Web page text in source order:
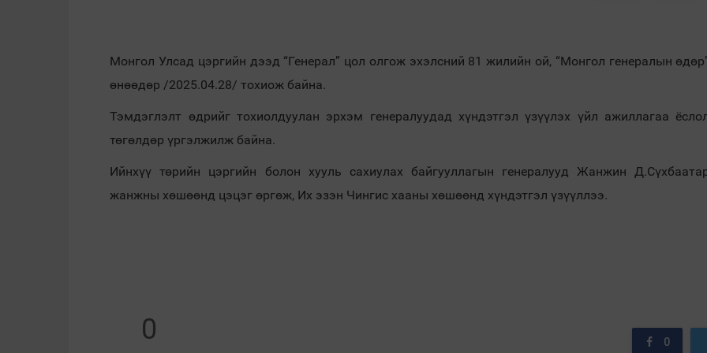
Монгол Улсад цэргийн дээд “Генерал” цол олгож эхэлсний 81 жилийн ой, “Монгол генералын
өнөөдөр /2025.04.28/ тохиож байна.
Тэмдэглэлт өдрийг тохиолдуулан эрхэм генералуудад хүндэтгэл үзүүлэх үйл ажиллагаа
төгөлдөр үргэлжилж байна.
Ийнхүү төрийн цэргийн болон хууль сахиулах байгууллагын генералууд Жанжин
жанжны хөшөөнд цэцэг өргөж, Их эзэн Чингис хааны хөшөөнд хүндэтгэл үзүүллээ.
0 0